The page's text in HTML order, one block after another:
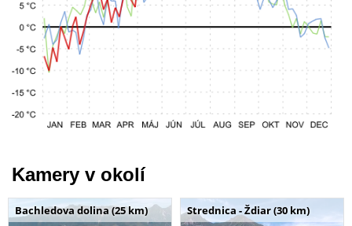
Kamery v okolí
Bachledova dolina (25 km) Strednica - Ždiar (30 km)